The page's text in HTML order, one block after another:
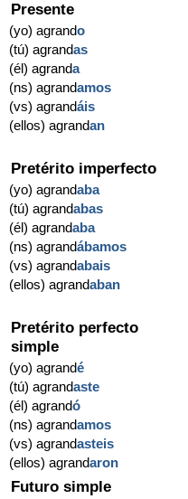
Presente
(yo) agrando
(tú) agrandas
(él) agranda
(ns) agrandamos
(vs) agrandáis
(ellos) agrandan
Pretérito imperfecto
(yo) agrandaba
(tú) agrandabas
(él) agrandaba
(ns) agrandábamos
(vs) agrandabais
(ellos) agrandaban
Pretérito perfecto
simple
(yo) agrandé
(tú) agrandaste
(él) agrandó
(ns) agrandamos
(vs) agrandasteis
(ellos) agrandaron
Futuro simple